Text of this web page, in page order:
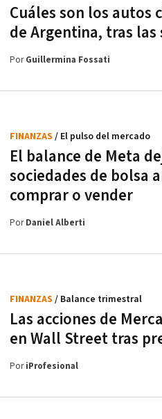
Cuáles son los autos
de Argentina, tras las
PorGuillermina Fossati
El balance de Meta
sociedades de bolsa
comprar o vender
FINANZAS / El pulso del mercado
PorDaniel Alberti
Las acciones de
en Wall Street tras
FINANZAS / Balance trimestral
PoriProfesional